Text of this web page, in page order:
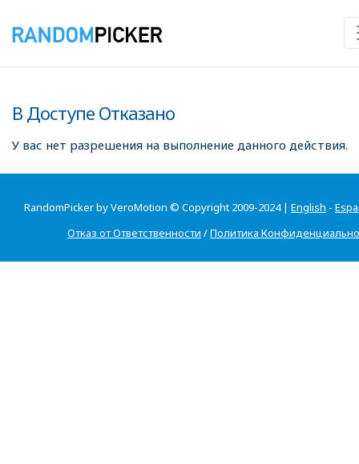
В Доступе Отказано
У вас нет разрешения на выполнение данного действия.
RandomPicker by VeroMotion © Copyright 2009-2024 | English -
Отказ от Ответственности /Политика